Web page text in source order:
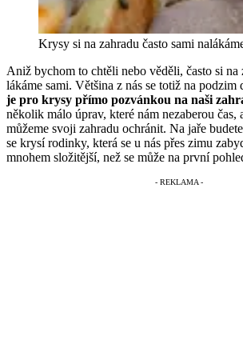
Krysy si na zahradu často sami
Aniž bychom to chtěli nebo věděli, často si na
lákáme sami. Většina z nás se totiž na podzim
je pro krysy přímo pozvánkou na naši
několik málo úprav, které nám nezaberou čas,
můžeme svoji zahradu ochránit. Na jaře
se krysí rodinky, která se u nás přes zimu
mnohem složitější, než se může na první